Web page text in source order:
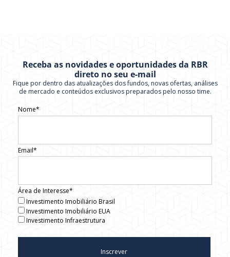
Receba as novidades e oportunidades da RBR
direto no seu e-mail
Fique por dentro das atualizações dos fundos, novas ofertas, análises
de mercado e conteúdos exclusivos preparados pelo nosso time.
Nome*
Email*
Área de Interesse*
Investimento Imobiliário Brasil
Investimento Imobiliário EUA
Investimento Infraestrutura
Inscrever